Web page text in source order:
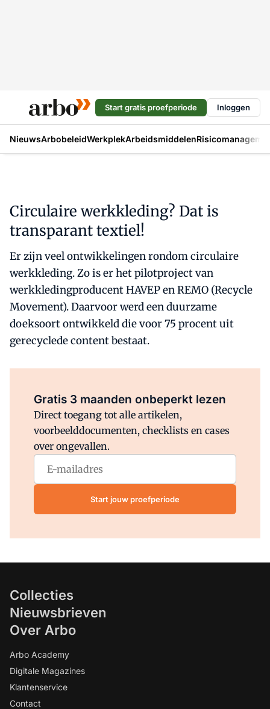
Start gratis proefperiode Inloggen
NieuwsArbobeleidWerkplekArbeidsmiddelen
Circulaire werkkleding? Dat is
transparant textiel!
Er zijn veel ontwikkelingen rondom circulaire
werkkleding. Zo is er het pilotproject van
werkkledingproducent HAVEP en REMO (Recycle
Movement). Daarvoor werd een duurzame
doeksoort ontwikkeld die voor 75 procent uit
gerecyclede content bestaat.
Gratis 3 maanden onbeperkt lezen
Direct toegang tot alle artikelen,
voorbeelddocumenten, checklists en cases
over ongevallen.
Start jouw proefperiode
Collecties
Nieuwsbrieven
Over Arbo
Arbo Academy
Digitale Magazines
Klantenservice
Contact